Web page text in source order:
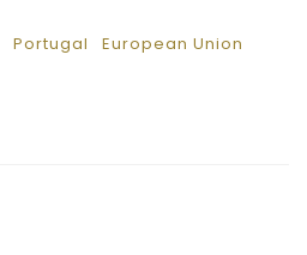
Portugal European Union